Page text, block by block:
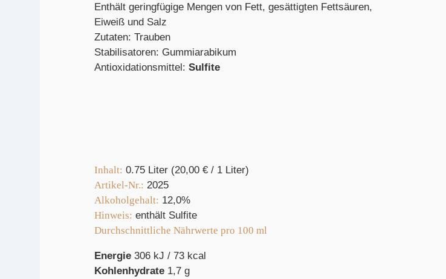
Enthält geringfügige Mengen von Fett, gesättigten Fettsäuren,
Eiweiß und Salz
Zutaten: Trauben
Stabilisatoren: Gummiarabikum
Antioxidationsmittel: Sulfite
Inhalt: 0.75 Liter (20,00 € / 1 Liter)
Artikel-Nr.: 2025
Alkoholgehalt: 12,0%
Hinweis: enthält Sulfite
Durchschnittliche Nährwerte pro 100 ml
Energie 306 kJ / 73 kcal
Kohlenhydrate 1,7 g